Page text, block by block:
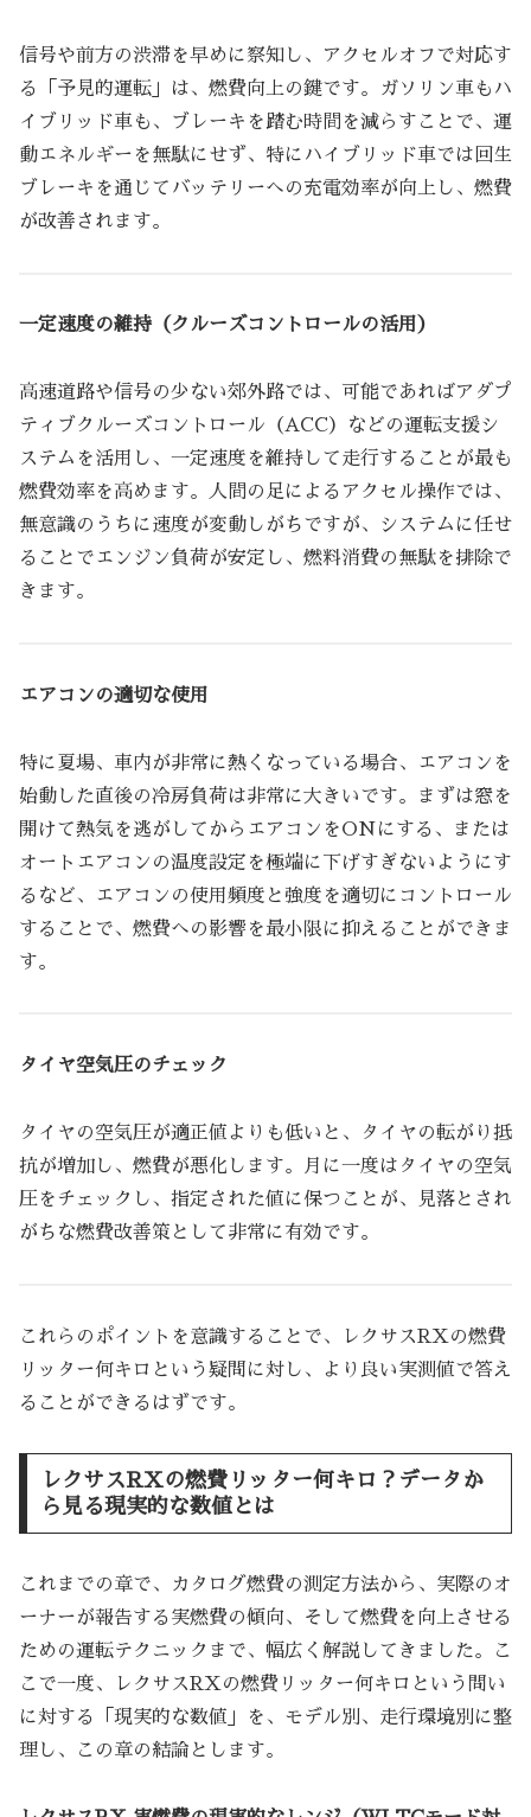
信号や前方の渋滞を早めに察知し、アクセルオフで対応す
る「予見的運転」は、燃費向上の鍵です。ガソリン車もハ
イブリッド車も、ブレーキを踏む時間を減らすことで、運
動エネルギーを無駄にせず、特にハイブリッド車では回生
ブレーキを通じてバッテリーへの充電効率が向上し、燃費
が改善されます。
一定速度の維持（クルーズコントロールの活用）
高速道路や信号の少ない郊外路では、可能であればアダプ
ティブクルーズコントロール（ACC）などの運転支援シ
ステムを活用し、一定速度を維持して走行することが最も
燃費効率を高めます。人間の足によるアクセル操作では、
無意識のうちに速度が変動しがちですが、システムに任せ
ることでエンジン負荷が安定し、燃料消費の無駄を排除で
きます。
エアコンの適切な使用
特に夏場、車内が非常に熱くなっている場合、エアコンを
始動した直後の冷房負荷は非常に大きいです。まずは窓を
開けて熱気を逃がしてからエアコンをONにする、または
オートエアコンの温度設定を極端に下げすぎないようにす
るなど、エアコンの使用頻度と強度を適切にコントロール
することで、燃費への影響を最小限に抑えることができま
す。
タイヤ空気圧のチェック
タイヤの空気圧が適正値よりも低いと、タイヤの転がり抵
抗が増加し、燃費が悪化します。月に一度はタイヤの空気
圧をチェックし、指定された値に保つことが、見落とされ
がちな燃費改善策として非常に有効です。
これらのポイントを意識することで、レクサスRXの燃費
リッター何キロという疑問に対し、より良い実測値で答え
ることができるはずです。
レクサスRXの燃費リッター何キロ？データか
ら見る現実的な数値とは
これまでの章で、カタログ燃費の測定方法から、実際のオ
ーナーが報告する実燃費の傾向、そして燃費を向上させる
ための運転テクニックまで、幅広く解説してきました。こ
こで一度、レクサスRXの燃費リッター何キロという問い
に対する「現実的な数値」を、モデル別、走行環境別に整
理し、この章の結論とします。